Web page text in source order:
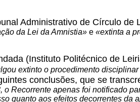
Administrativo de Círculo de
da Lei da Amnistia» e «extinta a
(Instituto Politécnico de
extinto o procedimento
conclusões, que se
o Recorrente apenas foi notificado
quanto aos efeitos decorrentes da